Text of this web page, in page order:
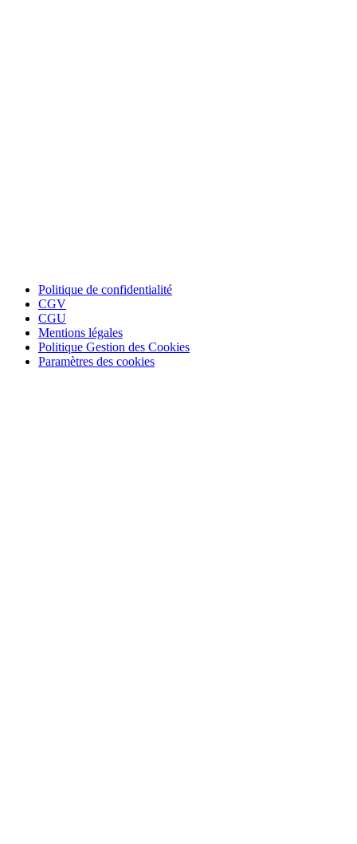
Politique de confidentialité
CGV
CGU
Mentions légales
Politique Gestion des Cookies
Paramètres des cookies